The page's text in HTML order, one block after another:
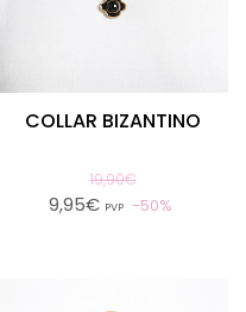
COLLAR BIZANTINO
19,90€
9,95€ PVP 50%